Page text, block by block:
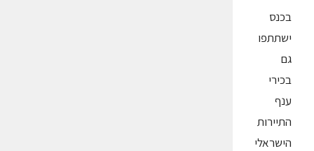
בכנס
ישתתפו
גם
בכירי
ענף
התיירות
הישראלי